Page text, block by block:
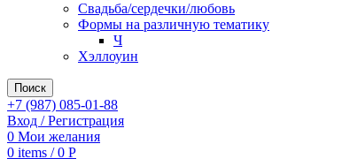
Свадьба/сердечки/любовь
Формы на различную тематику
Ч
Хэллоуин
Поиск
+7 (987) 085-01-88
Вход / Регистрация
0 Мои желания
0 items / 0 Р